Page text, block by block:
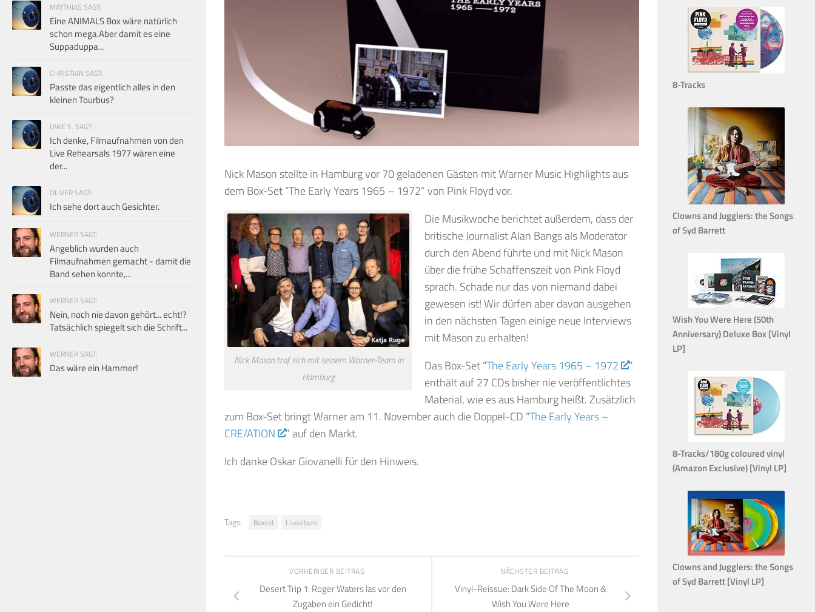
Nick Mason stellte in Hamburg vor 70 geladenen Gästen mit Warner Music Highlights aus
dem Box-Set “The Early Years 1965 – 1972” von Pink Floyd vor.
Nick Mason traf sich mit seinem Warner-Team in
Hamburg
Die Musikwoche berichtet außerdem, dass der
britische Journalist Alan Bangs als Moderator
durch den Abend führte und mit Nick Mason
über die frühe Schaffenszeit von Pink Floyd
sprach. Schade nur das von niemand dabei
gewesen ist! Wir dürfen aber davon ausgehen
in den nächsten Tagen einige neue Interviews
mit Mason zu erhalten!
Das Box-Set “The Early Years 1965 – 1972
”
enthält auf 27 CDs bisher nie veröffentlichtes
Material, wie es aus Hamburg heißt. Zusätzlich
zum Box-Set bringt Warner am 11. November auch die Doppel-CD “The Early Years –
CRE/ATION
” auf den Markt.
Ich danke Oskar Giovanelli für den Hinweis.
Tags: Boxset Livealbum
NÄCHSTER BEITRAG
Vinyl-Reissue: Dark Side Of The Moon &
Wish You Were Here
VORHERIGER BEITRAG
Desert Trip 1: Roger Waters las vor den
Zugaben ein Gedicht!
MATTHIAS SAGT:
Eine ANIMALS Box wäre natürlich
schon mega.Aber damit es eine
Suppaduppa...
CHRISTIAN SAGT:
Passte das eigentlich alles in den
kleinen Tourbus?
UWE S. SAGT:
Ich denke, Filmaufnahmen von den
Live Rehearsals 1977 wären eine
der...
OLIVER SAGT:
Ich sehe dort auch Gesichter.
WERNER SAGT:
Angeblich wurden auch
Filmaufnahmen gemacht - damit die
Band sehen konnte,...
WERNER SAGT:
Nein, noch nie davon gehört... echt!?
Tatsächlich spiegelt sich die Schrift...
WERNER SAGT:
Das wäre ein Hammer!
8-Tracks
Clowns and Jugglers: the Songs
of Syd Barrett
Wish You Were Here (50th
Anniversary) Deluxe Box [Vinyl
LP]
8-Tracks/180g coloured vinyl
(Amazon Exclusive) [Vinyl LP]
Clowns and Jugglers: the Songs
of Syd Barrett [Vinyl LP]